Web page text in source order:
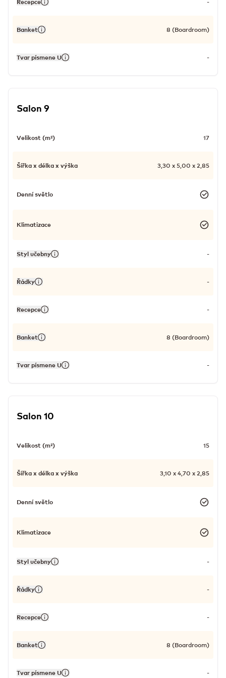
Recepce -
Banket 8 (Boardroom)
Tvar písmene U -
Salon 9
Velikost (m²) 17
Šířka x délka x výška 3,30 x 5,00 x 2,85
Denní světlo
Klimatizace
Styl učebny -
Řádky -
Recepce -
Banket 8 (Boardroom)
Tvar písmene U -
Salon 10
Velikost (m²) 15
Šířka x délka x výška 3,10 x 4,70 x 2,85
Denní světlo
Klimatizace
Styl učebny -
Řádky -
Recepce -
Banket 8 (Boardroom)
Tvar písmene U -